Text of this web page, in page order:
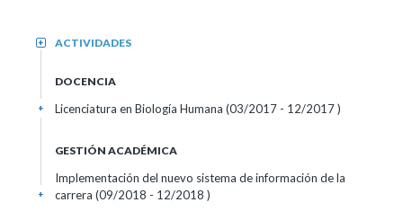
ACTIVIDADES
+
DOCENCIA
Licenciatura en Biología Humana (03/2017 - 12/2017 )
+
GESTIÓN ACADÉMICA
Implementación del nuevo sistema de información de la
carrera (09/2018 - 12/2018 )
+